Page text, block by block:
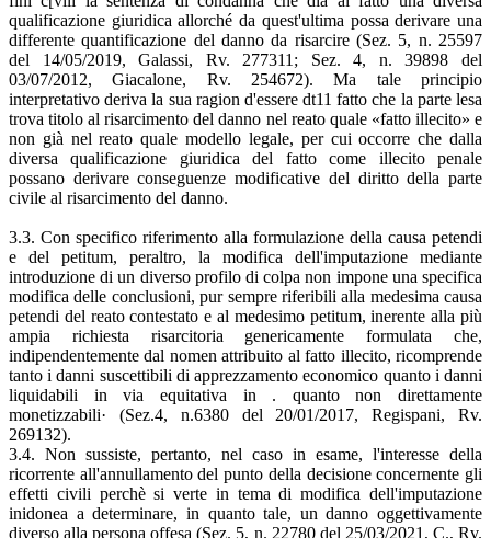
qualificazione giuridica allorché da quest'ultima possa derivare una
differente quantificazione del danno da risarcire (Sez. 5, n. 25597
del 14/05/2019, Galassi, Rv. 277311; Sez. 4, n. 39898 del
03/07/2012, Giacalone, Rv. 254672). Ma tale principio
interpretativo deriva la sua ragion d'essere dt11 fatto che la parte lesa
trova titolo al risarcimento del danno nel reato quale «fatto illecito» e
non già nel reato quale modello legale, per cui occorre che dalla
diversa qualificazione giuridica del fatto come illecito penale
possano derivare conseguenze modificative del diritto della parte
civile al risarcimento del danno.
3.3. Con specifico riferimento alla formulazione della causa petendi
e del petitum, peraltro, la modifica dell'imputazione mediante
introduzione di un diverso profilo di colpa non impone una specifica
modifica delle conclusioni, pur sempre riferibili alla medesima causa
petendi del reato contestato e al medesimo petitum, inerente alla più
ampia richiesta risarcitoria genericamente formulata che,
indipendentemente dal nomen attribuito al fatto illecito, ricomprende
tanto i danni suscettibili di apprezzamento economico quanto i danni
liquidabili in via equitativa in . quanto non direttamente
monetizzabili· (Sez.4, n.6380 del 20/01/2017, Regispani, Rv.
269132).
3.4. Non sussiste, pertanto, nel caso in esame, l'interesse della
ricorrente all'annullamento del punto della decisione concernente gli
effetti civili perchè si verte in tema di modifica dell'imputazione
inidonea a determinare, in quanto tale, un danno oggettivamente
diverso alla persona offesa (Sez. 5, n. 22780 del 25/03/2021, C., Rv.